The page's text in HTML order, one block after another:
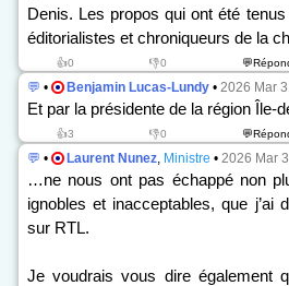
Denis. Les propos qui ont été
éditorialistes et chroniqueurs de la
👍0 👎0
💬 • Benjamin Lucas-Lundy • 2026 Mar
Et par la présidente de la région Île-
👍3 👎0
💬 • Laurent Nunez, Ministre • 2026 Mar
…ne nous ont pas échappé non
ignobles et inacceptables, que j’ai
sur RTL.
Je voudrais vous dire également